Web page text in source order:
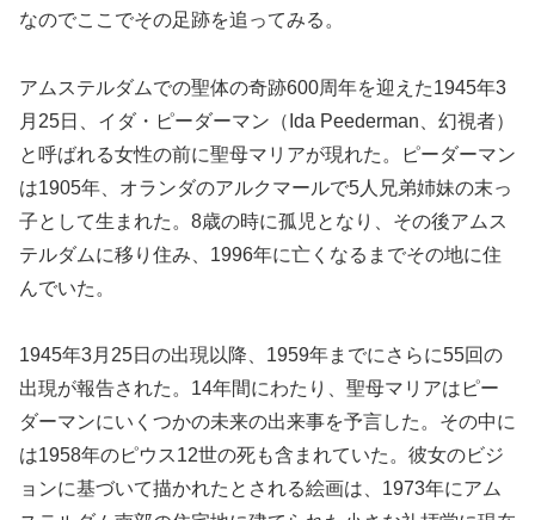
なのでここでその足跡を追ってみる。
アムステルダムでの聖体の奇跡600周年を迎えた1945年3
月25日、イダ・ピーダーマン（Ida Peederman、幻視者）
と呼ばれる女性の前に聖母マリアが現れた。ピーダーマン
は1905年、オランダのアルクマールで5人兄弟姉妹の末っ
子として生まれた。8歳の時に孤児となり、その後アムス
テルダムに移り住み、1996年に亡くなるまでその地に住
んでいた。
1945年3月25日の出現以降、1959年までにさらに55回の
出現が報告された。14年間にわたり、聖母マリアはピー
ダーマンにいくつかの未来の出来事を予言した。その中に
は1958年のピウス12世の死も含まれていた。彼女のビジ
ョンに基づいて描かれたとされる絵画は、1973年にアム